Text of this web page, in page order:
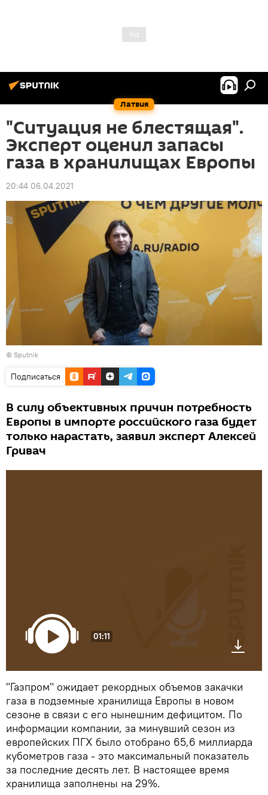
Латвия
"Ситуация не блестящая".
Эксперт оценил запасы
газа в хранилищах Европы
20:44 06.04.2021
© Sputnik
Подписаться
В силу объективных причин потребность
Европы в импорте российского газа будет
только нарастать, заявил эксперт Алексей
Гривач
01:11
"Газпром" ожидает рекордных объемов закачки
газа в подземные хранилища Европы в новом
сезоне в связи с его нынешним дефицитом. По
информации компании, за минувший сезон из
европейских ПГХ было отобрано 65,6 миллиарда
кубометров газа - это максимальный показатель
за последние десять лет. В настоящее время
хранилища заполнены на 29%.